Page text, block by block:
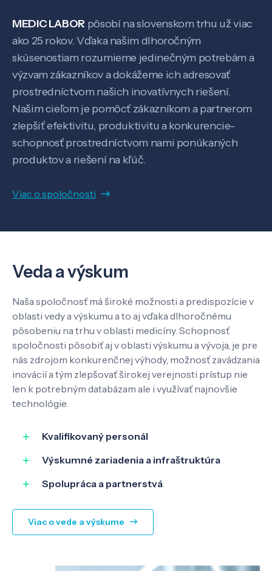
Kontakt
SK EN
MEDIC LABOR pôsobí na slovenskom trhu už viac
ako 25 rokov. Vďaka našim dlhoročným
skúsenostiam rozumieme jedinečným potrebám a
výzvam zákazníkov a dokážeme ich adresovať
prostredníctvom našich inovatívnych riešení.
Našim cieľom je pomôcť zákazníkom a partnerom
zlepšiť efektivitu, produktivitu a konkurencie-
schopnosť prostredníctvom nami ponúkaných
produktov a riešení na kľúč.
Viac o spoločnosti
Veda a výskum
Naša spoločnosť má široké možnosti a predispozície v
oblasti vedy a výskumu a to aj vďaka dlhoročnému
pôsobeniu na trhu v oblasti medicíny. Schopnosť
spoločnosti pôsobiť aj v oblasti výskumu a vývoja, je pre
nás zdrojom konkurenčnej výhody, možnosť zavádzania
inovácií a tým zlepšovať širokej verejnosti prístup nie
len k potrebným databázam ale i využívať najnovšie
technológie.
Kvalifikovaný personál
Výskumné zariadenia a infraštruktúra
Spolupráca a partnerstvá
Viac o vede a výskume